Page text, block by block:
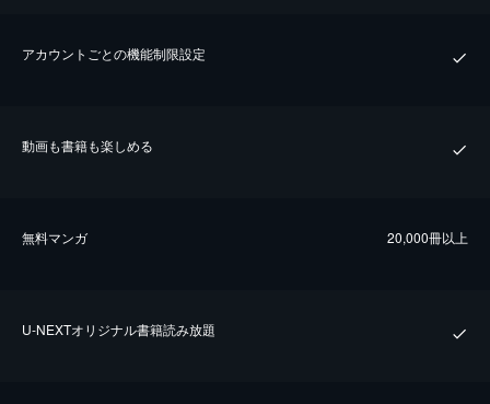
アカウントごとの機能制限設定
動画も書籍も楽しめる
無料マンガ 20,000冊以上
U-NEXTオリジナル書籍読み放題